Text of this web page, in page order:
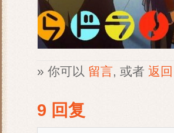
» 你可以 留言, 或者 返回
9 回复